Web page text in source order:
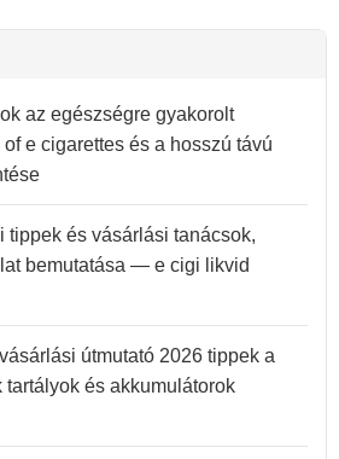
az egészségre gyakorolt
e cigarettes és a hosszú távú
tippek és vásárlási tanácsok,
bemutatása — e cigi likvid
útmutató 2026 tippek a
tartályok és akkumulátorok